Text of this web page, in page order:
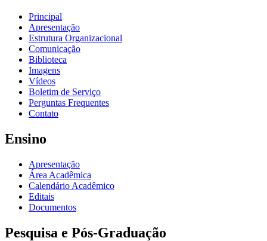
Principal
Apresentação
Estrutura Organizacional
Comunicação
Biblioteca
Imagens
Vídeos
Boletim de Serviço
Perguntas Frequentes
Contato
Ensino
Apresentação
Área Acadêmica
Calendário Acadêmico
Editais
Documentos
Pesquisa e Pós-Graduação